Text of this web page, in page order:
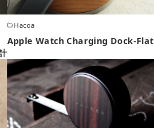
Hacoa
Apple Watch Charging Dock-Flat